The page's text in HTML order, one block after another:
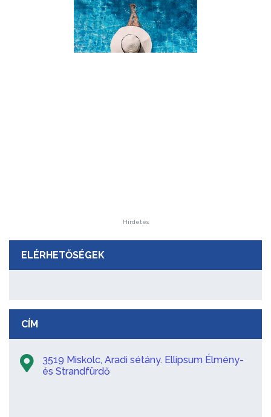
Hirdetés
ELÉRHETŐSÉGEK
CÍM
3519 Miskolc, Aradi sétány. Ellipsum Élmény-
és Strandfürdő